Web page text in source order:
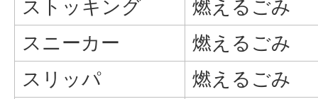
ストッキング
燃えるごみ
スニーカー
燃えるごみ
スリッパ
燃えるごみ